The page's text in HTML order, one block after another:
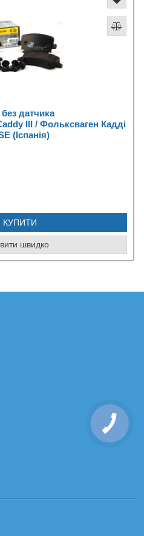
датчика
III / Фольксваген Кадді
(Іспанія)
КУПИТИ
швидко